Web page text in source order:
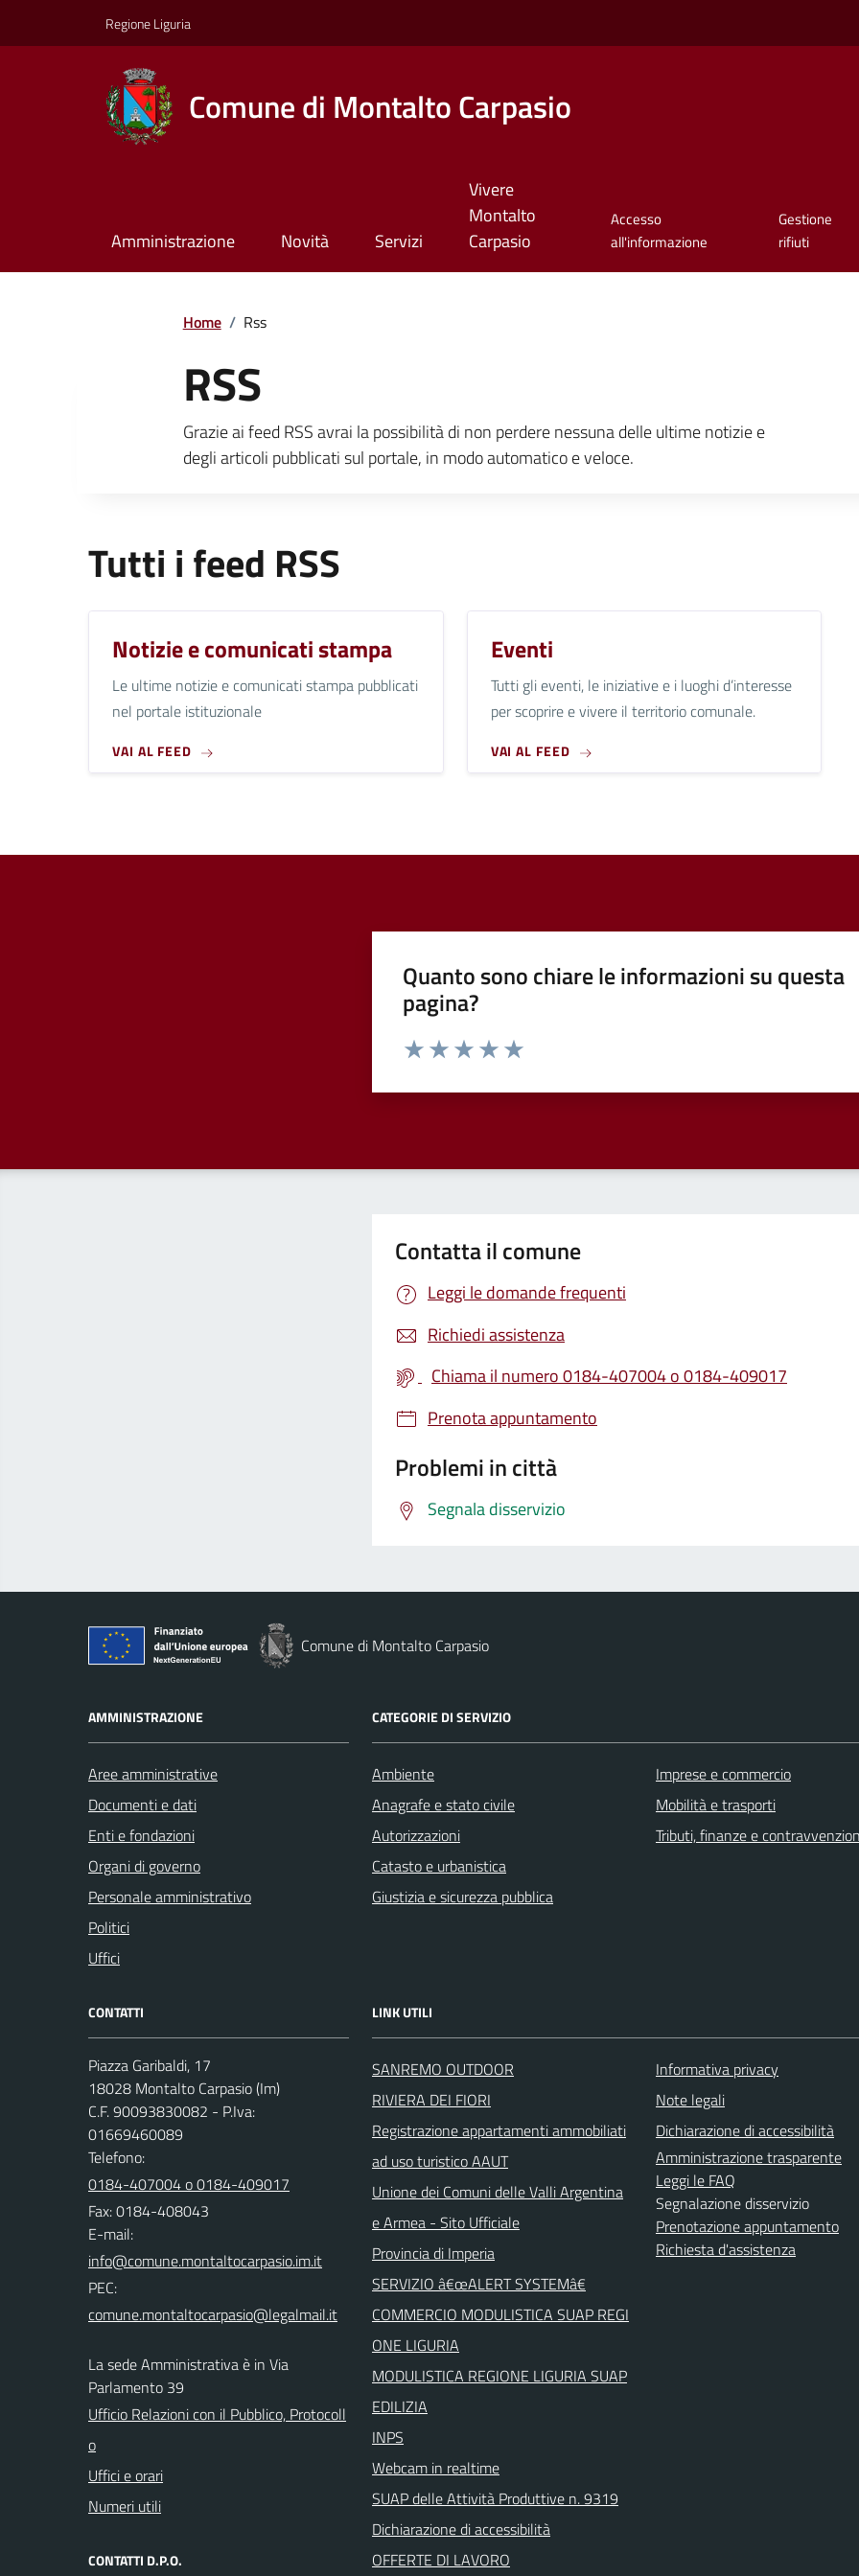
Regione Liguria
Comune di Montalto Carpasio
Amministrazione Novità Servizi
Vivere
Montalto
Carpasio
Accesso
all'informazione
Gestione
rifiuti
Home / Rss
RSS
Grazie ai feed RSS avrai la possibilità di non perdere nessuna delle ultime notizie e
degli articoli pubblicati sul portale, in modo automatico e veloce.
Tutti i feed RSS
Notizie e comunicati stampa
Le ultime notizie e comunicati stampa pubblicati
nel portale istituzionale
VAI AL FEED
Eventi
Tutti gli eventi, le iniziative e i luoghi d’interesse
per scoprire e vivere il territorio comunale.
VAI AL FEED
Quanto sono chiare le informazioni su questa
pagina?
Valuta da 1 a 5 stelle la pagina
Contatta il comune
Leggi le domande frequenti
Richiedi assistenza
Chiama il numero 0184-407004 o 0184-409017
Prenota appuntamento
Problemi in città
Segnala disservizio
Comune di Montalto Carpasio
AMMINISTRAZIONE
Aree amministrative
Documenti e dati
Enti e fondazioni
Organi di governo
Personale amministrativo
Politici
Uffici
CATEGORIE DI SERVIZIO
Ambiente
Anagrafe e stato civile
Autorizzazioni
Catasto e urbanistica
Giustizia e sicurezza pubblica
Imprese e commercio
Mobilità e trasporti
Tributi, finanze e
CONTATTI
Piazza Garibaldi, 17
18028 Montalto Carpasio (Im)
C.F. 90093830082 - P.Iva:
01669460089
Telefono:
0184-407004 o 0184-409017
Fax: 0184-408043
E-mail:
PEC:
La sede Amministrativa è in Via
Parlamento 39
Ufficio Relazioni con il Pubblico, Protocoll
o
Uffici e orari
Numeri utili
CONTATTI D.P.O.
LINK UTILI
SANREMO OUTDOOR
RIVIERA DEI FIORI
Registrazione appartamenti ammobiliati
ad uso turistico AAUT
Unione dei Comuni delle Valli Argentina
e Armea - Sito Ufficiale
Provincia di Imperia
SERVIZIO â€œALERT SYSTEMâ€
COMMERCIO MODULISTICA SUAP REGI
ONE LIGURIA
MODULISTICA REGIONE LIGURIA SUAP
EDILIZIA
INPS
Webcam in realtime
SUAP delle Attività Produttive n. 9319
Dichiarazione di accessibilità
OFFERTE DI LAVORO
Informativa privacy
Note legali
Dichiarazione di accessibilità
Amministrazione trasparente
Leggi le FAQ
Segnalazione disservizio
Prenotazione appuntamento
Richiesta d'assistenza